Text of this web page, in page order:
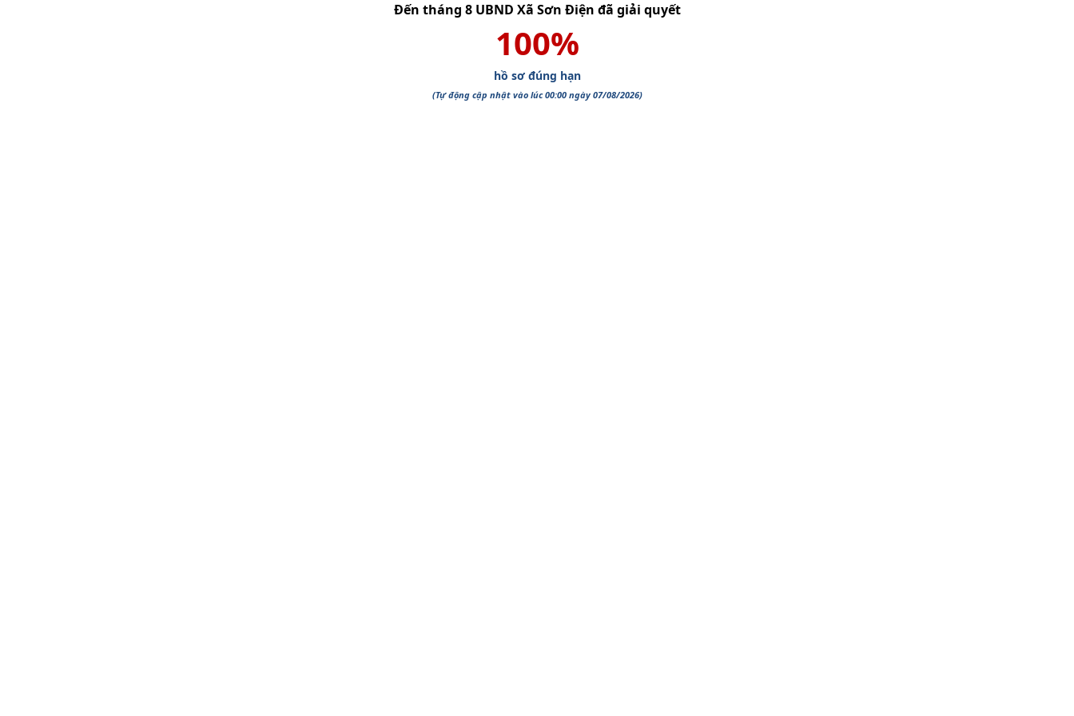
Đến tháng 8 UBND Xã Sơn Điện đã giải quyết
100%
hồ sơ đúng hạn
(Tự động cập nhật vào lúc 00:00 ngày 07/08/2026)